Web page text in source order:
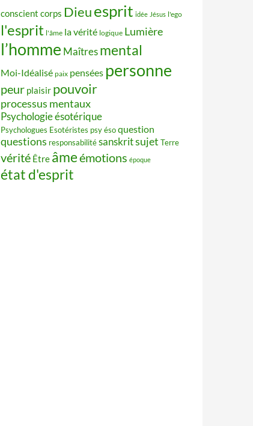
conscient corps Dieuesprit idée Jésus l'ego
l'esprit l'âme la vérité logique Lumière
l’homme Maîtres mental
Moi-Idéalisé paix pensées personne
peur plaisir pouvoir
processus mentaux
Psychologie ésotérique
Psychologues Esotéristes psy ésoquestion
questions responsabilitésanskritsujet Terre
vérité Être âmeémotions époque
état d'esprit